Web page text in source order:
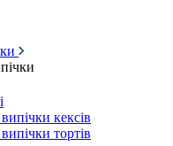
кексів
тортів